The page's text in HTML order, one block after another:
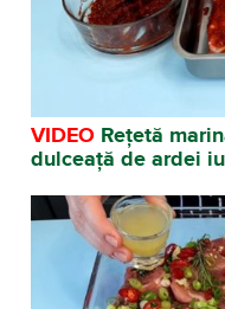
VIDEO Rețetă
dulceață de ardei